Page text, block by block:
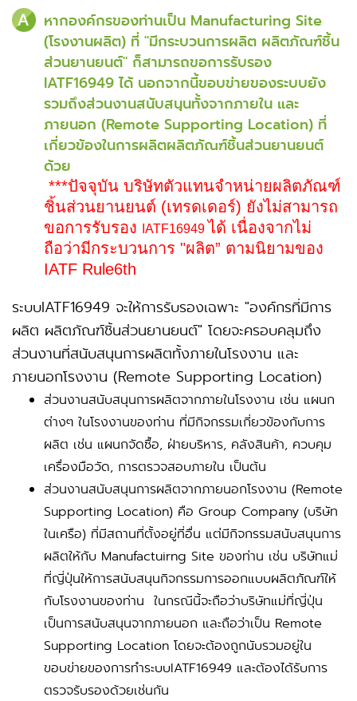
หากองค์กรของท่านเป็น Manufacturing Site
(โรงงานผลิต) ที่ "มีกระบวนการผลิต ผลิตภัณฑ์ชิ้น
ส่วนยานยนต์" ก็สามารถขอการรับรอง
IATF16949 ได้ นอกจากนี้ขอบข่ายของระบบยัง
รวมถึงส่วนงานสนับสนุนทั้งจากภายใน และ
ภายนอก (Remote Supporting Location) ที่
เกี่ยวข้องในการผลิตผลิตภัณฑ์ชิ้นส่วนยานยนต์
ด้วย
***ปัจจุบัน บริษัทตัวแทนจำหน่ายผลิตภัณฑ์
ชิ้นส่วนยานยนต์ (เทรดเดอร์) ยังไม่สามารถ
ขอการรับรอง
IATF16949 ได้ เนื่องจากไม่
ถือว่ามีกระบวนการ "ผลิต” ตามนิยามของ
IATF Rule6th
ระบบIATF16949 จะให้การรับรองเฉพาะ "องค์กรที่มีการ
ผลิต ผลิตภัณฑ์ชิ้นส่วนยานยนต์" โดยจะครอบคลุมถึง
ส่วนงานที่สนับสนุนการผลิตทั้งภายในโรงงาน และ
ภายนอกโรงงาน (Remote Supporting Location)
ส่วนงานสนับสนุนการผลิตจากภายในโรงงาน เช่น แผนก
ต่างๆ ในโรงงานของท่าน ที่มีกิจกรรมเกี่ยวข้องกับการ
ผลิต เช่น แผนกจัดซื้อ, ฝ่ายบริหาร, คลังสินค้า, ควบคุม
เครื่องมือวัด, การตรวจสอบภายใน เป็นต้น
ส่วนงานสนับสนุนการผลิตจากภายนอกโรงงาน (Remote
Supporting Location) คือ Group Company (บริษัท
ในเครือ) ที่มีสถานที่ตั้งอยู่ที่อื่น แต่มีกิจกรรมสนับสนุนการ
ผลิตให้กับ Manufactuirng Site ของท่าน เช่น บริษัทแม่
ที่ญี่ปุ่นให้การสนับสนุนกิจกรรมการออกแบบผลิตภัณฑ์ให้
กับโรงงานของท่าน ในกรณีนี้จะถือว่าบริษัทแม่ที่ญี่ปุ่น
เป็นการสนับสนุนจากภายนอก และถือว่าเป็น Remote
Supporting Location โดยจะต้องถูกนับรวมอยู่ใน
ขอบข่ายของการทำระบบIATF16949 และต้องได้รับการ
ตรวจรับรองด้วยเช่นกัน